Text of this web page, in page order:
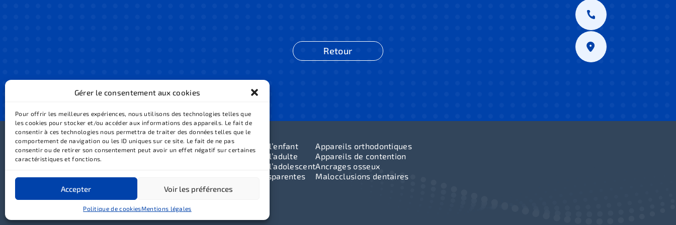
Gérer le consentement aux cookies
Pour offrir les meilleures expériences, nous utilisons des technologies telles que
les cookies pour stocker et/ou accéder aux informations des appareils. Le fait de
consentir à ces technologies nous permettra de traiter des données telles que le
comportement de navigation ou les ID uniques sur ce site. Le fait de ne pas
consentir ou de retirer son consentement peut avoir un effet négatif sur certaines
caractéristiques et fonctions.
Accepter Voir les préférences
Politique de cookiesMentions légales
Retour
Cabinet Ohayon © 2026
Tous droits réservés
Conception et réalisation :
MEDIWEB
Mentions légales
Équipe
Cabinet
Accès
Contact
Orthodontie de l’enfant
Orthodontie de l’adulte
Orthodontie de l’adolescent
Gouttières transparentes
Appareils orthodontiques
Appareils de contention
Ancrages osseux
Malocclusions dentaires